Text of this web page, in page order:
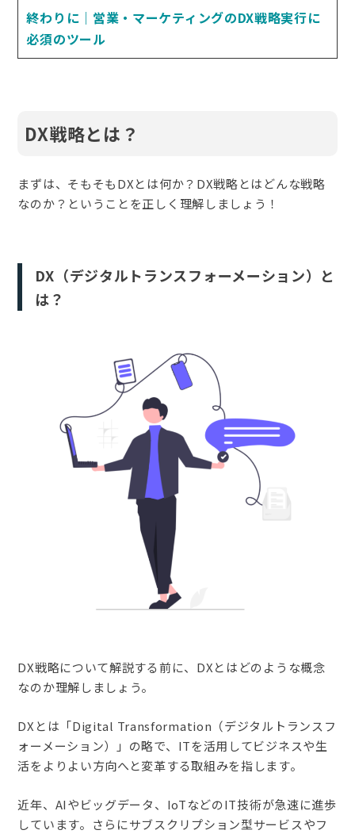
終わりに｜営業・マーケティングのDX戦略実行に
必須のツール
DX戦略とは？
まずは、そもそもDXとは何か？DX戦略とはどんな戦略
なのか？ということを正しく理解しましょう！
DX（デジタルトランスフォーメーション）と
は？
DX戦略について解説する前に、DXとはどのような概念
なのか理解しましょう。
DXとは「Digital Transformation（デジタルトランスフ
ォーメーション）」の略で、ITを活用してビジネスや生
活をよりよい方向へと変革する取組みを指します。
近年、AIやビッグデータ、IoTなどのIT技術が急速に進歩
しています。さらにサブスクリプション型サービスやフ